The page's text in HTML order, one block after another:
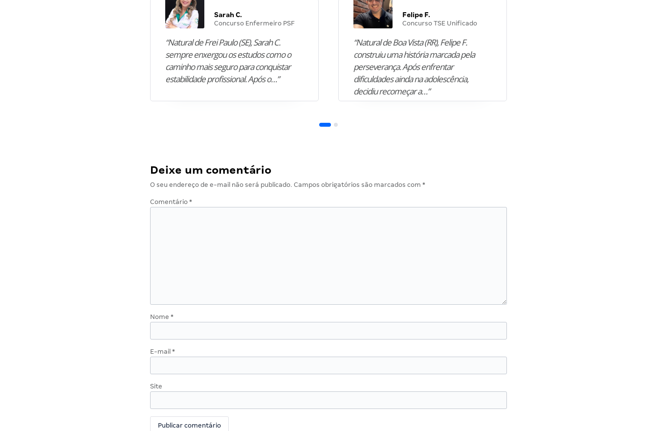
Sarah C.
Concurso Enfermeiro PSF
“Natural de Frei Paulo (SE), Sarah C.
sempre enxergou os estudos como o
caminho mais seguro para conquistar
estabilidade profissional. Após o…”
Felipe F.
Concurso TSE Unificado
“Natural de Boa Vista (RR), Felipe F.
construiu uma história marcada pela
perseverança. Após enfrentar
dificuldades ainda na adolescência,
decidiu recomeçar a…”
Deixe um comentário
O seu endereço de e-mail não será publicado. Campos obrigatórios são marcados com *
Comentário *
Nome *
E-mail *
Site